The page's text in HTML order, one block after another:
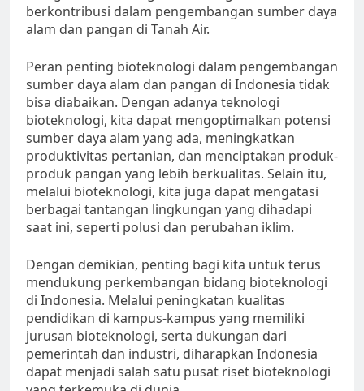
berkontribusi dalam pengembangan sumber daya
alam dan pangan di Tanah Air.
Peran penting bioteknologi dalam pengembangan
sumber daya alam dan pangan di Indonesia tidak
bisa diabaikan. Dengan adanya teknologi
bioteknologi, kita dapat mengoptimalkan potensi
sumber daya alam yang ada, meningkatkan
produktivitas pertanian, dan menciptakan produk-
produk pangan yang lebih berkualitas. Selain itu,
melalui bioteknologi, kita juga dapat mengatasi
berbagai tantangan lingkungan yang dihadapi
saat ini, seperti polusi dan perubahan iklim.
Dengan demikian, penting bagi kita untuk terus
mendukung perkembangan bidang bioteknologi
di Indonesia. Melalui peningkatan kualitas
pendidikan di kampus-kampus yang memiliki
jurusan bioteknologi, serta dukungan dari
pemerintah dan industri, diharapkan Indonesia
dapat menjadi salah satu pusat riset bioteknologi